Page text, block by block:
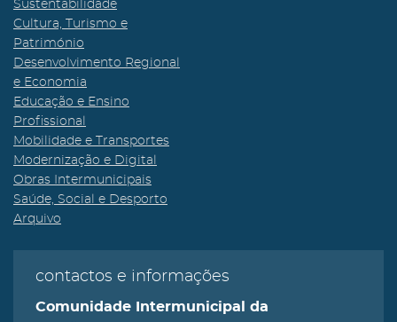
Sustentabilidade
Cultura, Turismo e
Património
Desenvolvimento Regional
e Economia
Educação e Ensino
Profissional
Mobilidade e Transportes
Modernização e Digital
Obras Intermunicipais
Saúde, Social e Desporto
Arquivo
contactos e informações
Comunidade Intermunicipal da